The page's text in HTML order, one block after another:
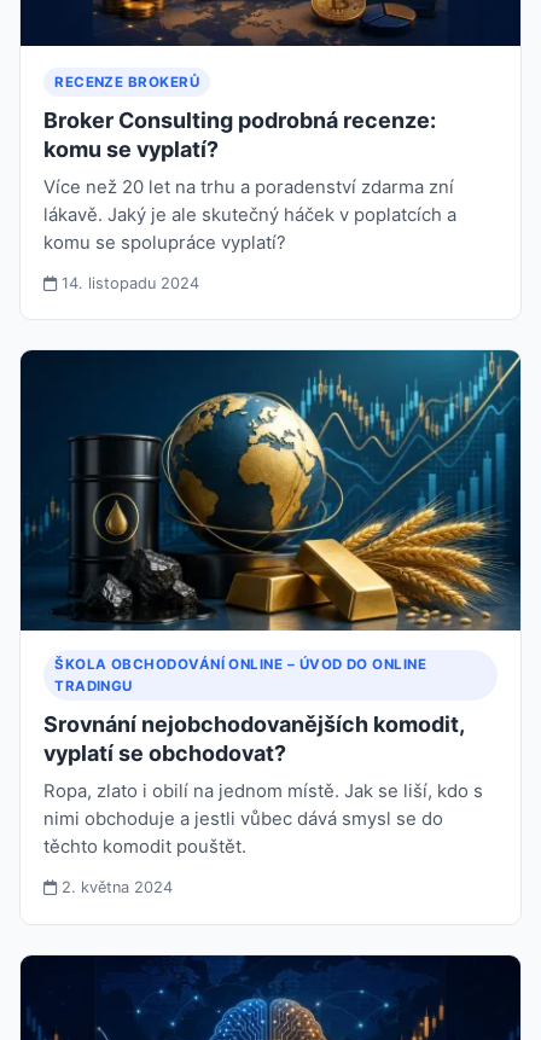
RECENZE BROKERŮ
Broker Consulting podrobná recenze:
komu se vyplatí?
Více než 20 let na trhu a poradenství zdarma zní
lákavě. Jaký je ale skutečný háček v poplatcích a
komu se spolupráce vyplatí?
14. listopadu 2024
ŠKOLA OBCHODOVÁNÍ ONLINE – ÚVOD DO ONLINE
TRADINGU
Srovnání nejobchodovanějších komodit,
vyplatí se obchodovat?
Ropa, zlato i obilí na jednom místě. Jak se liší, kdo s
nimi obchoduje a jestli vůbec dává smysl se do
těchto komodit pouštět.
2. května 2024